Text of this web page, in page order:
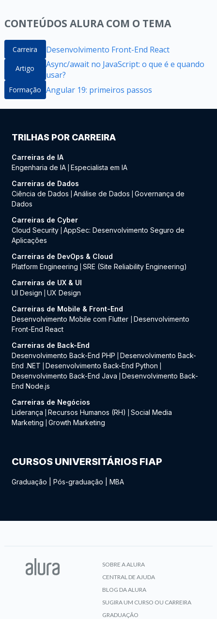
CONTEÚDOS ALURA COM O TEMA
Carreira Desenvolvimento Front-End React
Artigo
Async/await no JavaScript: o que é e quando
usar?
Formação Angular 19: primeiros passos
TRILHAS POR CARREIRA
Carreiras de IA
Engenharia de IA Especialista em IA
Carreiras de Dados
Ciência de Dados
Análise de Dados
Governança de
Dados
Carreiras de Cyber
Cloud Security AppSec: Desenvolvimento Seguro de
Aplicações
Carreiras de DevOps & Cloud
Platform Engineering
SRE (Site Reliability Engineering)
Carreiras de UX & UI
UI Design
UX Design
Carreiras de Mobile & Front-End
Desenvolvimento Mobile com Flutter
Desenvolvimento
Front-End React
Carreiras de Back-End
Desenvolvimento Back-End PHP
Desenvolvimento Back-
End .NET
Desenvolvimento Back-End Python
Desenvolvimento Back-End Java
Desenvolvimento Back-
End Node.js
Carreiras de Negócios
Liderança
Recursos Humanos (RH)
Social Media
Marketing
Growth Marketing
CURSOS UNIVERSITÁRIOS FIAP
Graduação Pós-graduação MBA
SOBRE A ALURA
CENTRAL DE AJUDA
BLOG DA ALURA
SUGIRA UM CURSO OU CARREIRA
GRADUAÇÃO